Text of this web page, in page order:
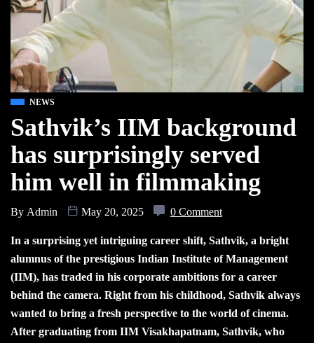
NEWS
Sathvik’s IIM background
has surprisingly served
him well in filmmaking
By Admin May 20, 2025 0 Comment
In a surprising yet intriguing career shift, Sathvik, a bright
alumnus of the prestigious Indian Institute of Management
(IIM), has traded in his corporate ambitions for a career
behind the camera. Right from his childhood, Sathvik always
wanted to bring a fresh perspective to the world of cinema.
After graduating from IIM Visakhapatnam, Sathvik, who